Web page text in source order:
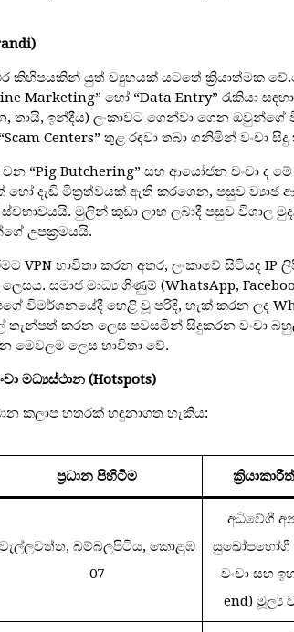
කිහිපයකින් යුත් ව්‍යුහයක් යටතේ ක්‍රියාත්මක
Marketing” හෝ “Data Entry” රැකියා
ඉන්දීය) ලංකාවට ගෙන්වා ගෙන ඔවුන්ගේ
Centers” තුළ රඳවා තබා ගනිමින් වංචා
වන “Pig Butchering” සහ ආයෝජන වංචා ද
හෝ දැඩි මිත්‍රත්වයක් ඇති කරගෙන, පසුව ව්‍යාජ
මුලින් කුඩා ලාභ ලබාදී පසුව විශාල
උපක්‍රමයයි.
භාවිතා කරන අතර, ලංකාවේ සිටියද IP
සමාජ මාධ්‍ය ගිණුම් (WhatsApp,
විමර්ශනයේදී හෙළි වූ පරිදි, හැක් කරන ලද
තැන්පත් කරන ලෙස පවසමින් සිදුකරන වංචා
මෙවලම ලෙස භාවිතා වේ.
මධ්‍යස්ථාන (Hotspots)
කලාප හතරක් හඳුනාගත හැකිය:
ප්‍රධාන පිහිටීම
වැල්ලවත්ත, බම්බලපිටිය, කොළඹ
07
අධිවේගී
සුඛෝපභෝගී
වංචා සහ
end) මූල්‍ය